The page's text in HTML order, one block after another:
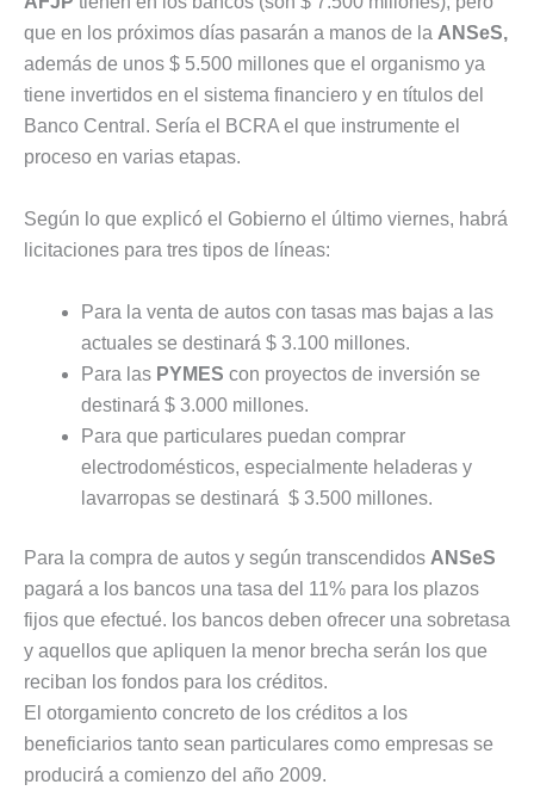
que en los próximos días pasarán a manos de la ANSeS,
además de unos $ 5.500 millones que el organismo ya
tiene invertidos en el sistema financiero y en títulos del
Banco Central. Sería el BCRA el que instrumente el
proceso en varias etapas.
Según lo que explicó el Gobierno el último viernes, habrá
licitaciones para tres tipos de líneas:
Para la venta de autos con tasas mas bajas a las
actuales se destinará $ 3.100 millones.
Para las PYMES con proyectos de inversión se
destinará $ 3.000 millones.
Para que particulares puedan comprar
electrodomésticos, especialmente heladeras y
lavarropas se destinará $ 3.500 millones.
Para la compra de autos y según transcendidos ANSeS
pagará a los bancos una tasa del 11% para los plazos
fijos que efectué. los bancos deben ofrecer una sobretasa
y aquellos que apliquen la menor brecha serán los que
reciban los fondos para los créditos.
El otorgamiento concreto de los créditos a los
beneficiarios tanto sean particulares como empresas se
producirá a comienzo del año 2009.